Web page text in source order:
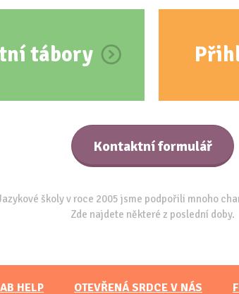
tábory
Kontaktní formulář
školy v roce 2005 jsme podpořili mnoho
Zde najdete některé z poslední doby.
AB HELP OTEVŘENÁ SRDCE V NÁS